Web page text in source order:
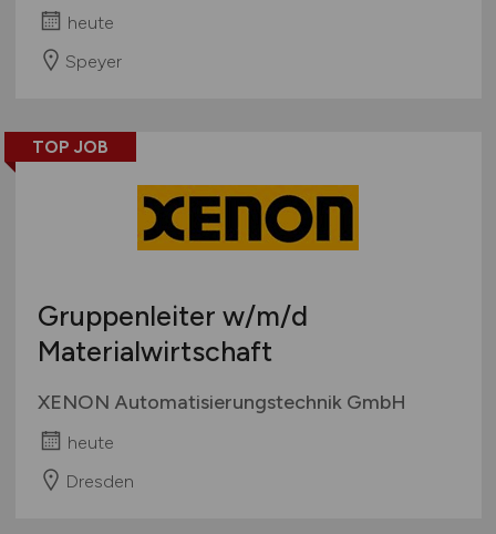
heute
Speyer
TOP JOB
Gruppenleiter w/m/d
Materialwirtschaft
XENON Automatisierungstechnik GmbH
heute
Dresden